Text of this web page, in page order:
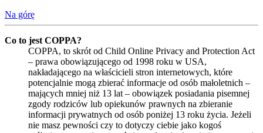
Na górę
Co to jest COPPA?
COPPA, to skrót od Child Online Privacy and Protection Act
– prawa obowiązującego od 1998 roku w USA,
nakładającego na właścicieli stron internetowych, które
potencjalnie mogą zbierać informacje od osób małoletnich –
mających mniej niż 13 lat – obowiązek posiadania pisemnej
zgody rodziców lub opiekunów prawnych na zbieranie
informacji prywatnych od osób poniżej 13 roku życia. Jeżeli
nie masz pewności czy to dotyczy ciebie jako kogoś